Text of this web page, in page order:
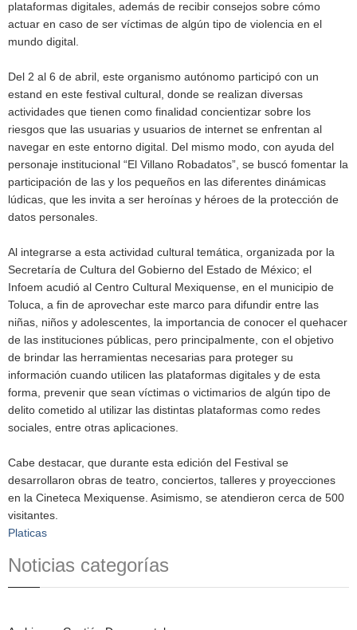
plataformas digitales, además de recibir consejos sobre cómo
actuar en caso de ser víctimas de algún tipo de violencia en el
mundo digital.
Del 2 al 6 de abril, este organismo autónomo participó con un
estand en este festival cultural, donde se realizan diversas
actividades que tienen como finalidad concientizar sobre los
riesgos que las usuarias y usuarios de internet se enfrentan al
navegar en este entorno digital. Del mismo modo, con ayuda del
personaje institucional “El Villano Robadatos”, se buscó fomentar la
participación de las y los pequeños en las diferentes dinámicas
lúdicas, que les invita a ser heroínas y héroes de la protección de
datos personales.
Al integrarse a esta actividad cultural temática, organizada por la
Secretaría de Cultura del Gobierno del Estado de México; el
Infoem acudió al Centro Cultural Mexiquense, en el municipio de
Toluca, a fin de aprovechar este marco para difundir entre las
niñas, niños y adolescentes, la importancia de conocer el quehacer
de las instituciones públicas, pero principalmente, con el objetivo
de brindar las herramientas necesarias para proteger su
información cuando utilicen las plataformas digitales y de esta
forma, prevenir que sean víctimas o victimarios de algún tipo de
delito cometido al utilizar las distintas plataformas como redes
sociales, entre otras aplicaciones.
Cabe destacar, que durante esta edición del Festival se
desarrollaron obras de teatro, conciertos, talleres y proyecciones
en la Cineteca Mexiquense. Asimismo, se atendieron cerca de 500
visitantes.
Platicas
Noticias categorías